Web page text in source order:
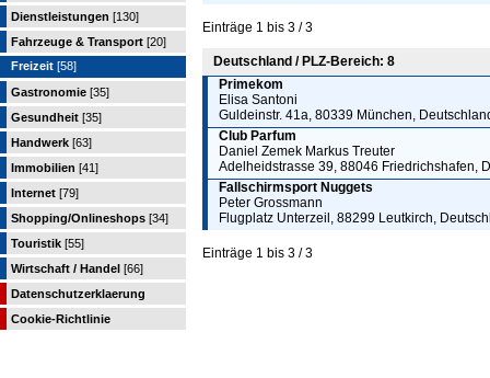
Dienstleistungen [130]
Fahrzeuge & Transport [20]
Freizeit [58]
Gastronomie [35]
Gesundheit [35]
Handwerk [63]
Immobilien [41]
Internet [79]
Shopping/Onlineshops [34]
Touristik [55]
Wirtschaft / Handel [66]
Datenschutzerklaerung
Cookie-Richtlinie
Einträge 1 bis 3 / 3
Deutschland / PLZ-Bereich: 8
Primekom
Elisa Santoni
Guldeinstr. 41a, 80339 München,
Club Parfum
Daniel Zemek Markus Treuter
Adelheidstrasse 39, 88046 Friedrichshafen,
Fallschirmsport Nuggets
Peter Grossmann
Flugplatz Unterzeil, 88299 Leutkirch,
Einträge 1 bis 3 / 3